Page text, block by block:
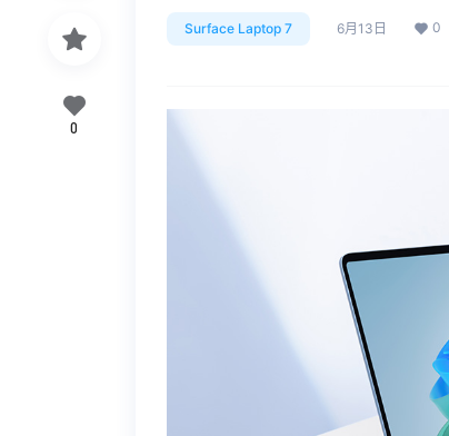
Surface Laptop 7 6月13日 0
0